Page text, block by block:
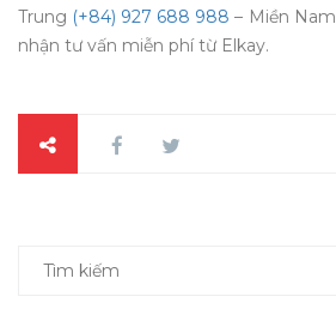
Trung (+84) 927 688 988 – Miền Nam
nhận tư vấn miễn phí từ Elkay.